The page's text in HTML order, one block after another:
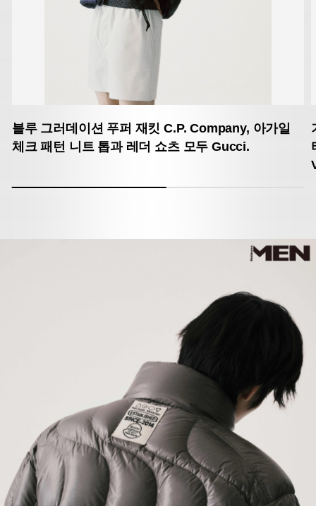
블루 그러데이션 푸퍼 재킷 C.P. Company, 아가일
체크 패턴 니트 톱과 레더 쇼츠 모두 Gucci.